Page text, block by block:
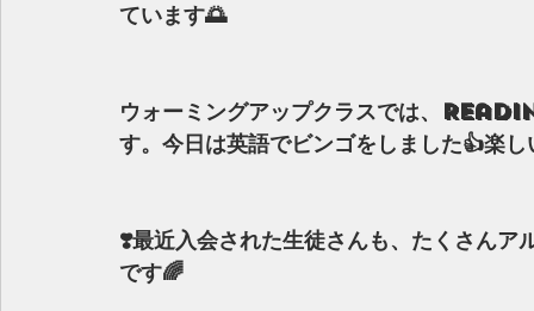
ています🌅
ウォーミングアップクラスでは、
す。今日は英語でビンゴをしました👍楽
❣️最近入会された生徒さんも、たくさんア
です🌈